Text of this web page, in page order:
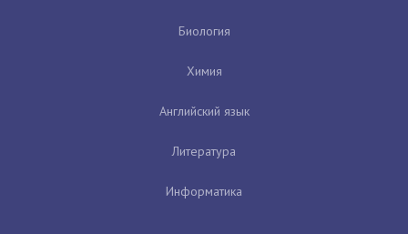
Биология
Химия
Английский язык
Литература
Информатика